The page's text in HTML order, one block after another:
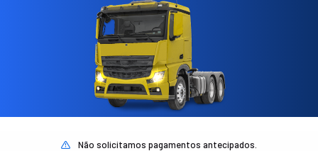
Não solicitamos pagamentos antecipados.